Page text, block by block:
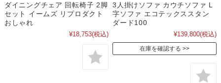
ダイニングチェア 回転椅子 2脚
セット イームズ リプロダクト
おしゃれ
¥18,753(税込)
3人掛けソファ カウチソファ L
字ソファ エコテックススタン
ダード100
¥139,800(税込)
在庫を確認する